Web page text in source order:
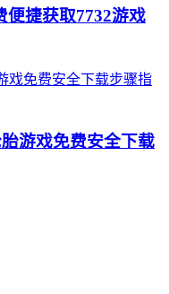
便捷获取7732游戏
游戏免费安全下载